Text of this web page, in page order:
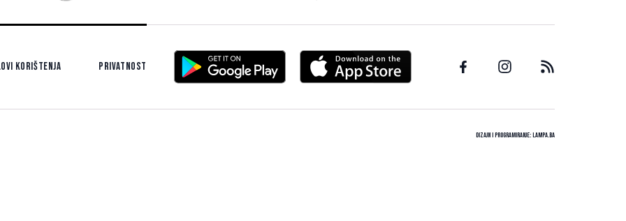
korištenja Privatnost
Dizajn i programiranje:Lampa.ba